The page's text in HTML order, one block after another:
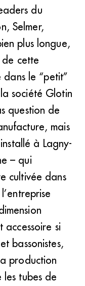
du
Selmer,
plus longue,
cette
le “petit”
société Glotin
question de
mais
à Lagny-
– qui
cultivée dans
si
bassonistes,
production
les tubes de